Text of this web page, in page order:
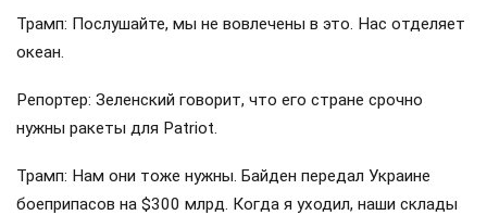
Трамп: Послушайте, мы не вовлечены в это. Нас отделяет
океан.
Репортер: Зеленский говорит, что его стране срочно
нужны ракеты для Patriot.
Трамп: Нам они тоже нужны. Байден передал Украине
боеприпасов на $300 млрд. Когда я уходил, наши склады